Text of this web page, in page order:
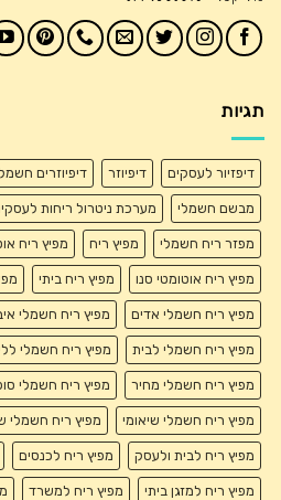
תגיות
דיפזיור לעסקים דיפיוזר דיפיוזרים
מבשם חשמלי מערכת ניטרול ריחות
מפזר ריח חשמלי מפיץ ריח מפיץ ריח
מפיץ ריח אוטומטי סנו מפיץ ריח ביתי
מפיץ ריח חשמלי אדים מפיץ ריח חשמלי
מפיץ ריח חשמלי לבית מפיץ ריח חשמלי
מפיץ ריח חשמלי מחיר מפיץ ריח חשמלי
מפיץ ריח חשמלי שיאומי מפיץ ריח חשמלי
מפיץ ריח לבית ולעסק מפיץ ריח לכנסים
מפיץ ריח למזגן ביתי מפיץ ריח למשרד